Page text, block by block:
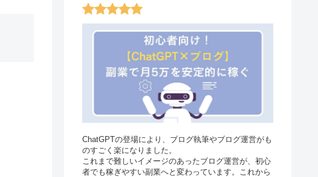
ChatGPTの登場により、ブログ執筆やブログ運営がも
のすごく楽になりました。
これまで難しいイメージのあったブログ運営が、初心
者でも稼ぎやすい副業へと変わっています。これから